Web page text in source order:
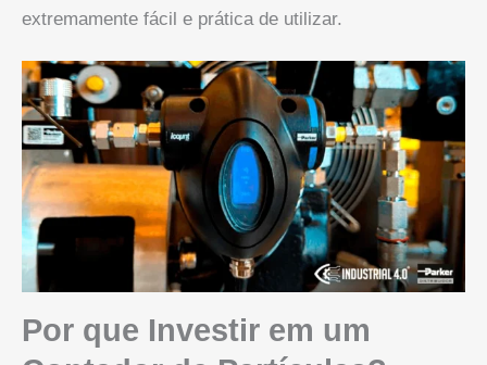
extremamente fácil e prática de utilizar.
Por que Investir em um